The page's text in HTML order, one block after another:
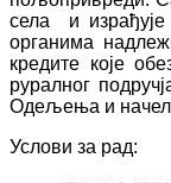
села и израђује
органима
кредите које
руралног
Одељења и
Услови за рад: